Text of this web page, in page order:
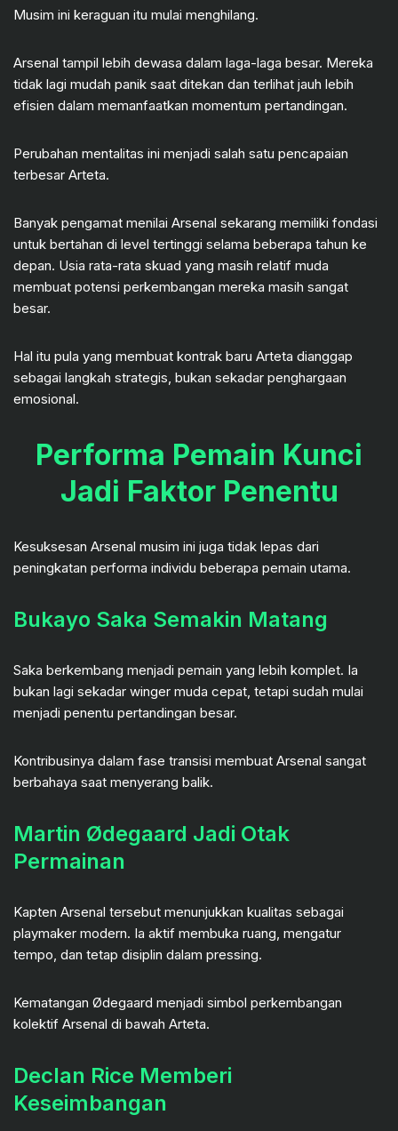
Musim ini keraguan itu mulai menghilang.
Arsenal tampil lebih dewasa dalam laga-laga besar. Mereka
tidak lagi mudah panik saat ditekan dan terlihat jauh lebih
efisien dalam memanfaatkan momentum pertandingan.
Perubahan mentalitas ini menjadi salah satu pencapaian
terbesar Arteta.
Banyak pengamat menilai Arsenal sekarang memiliki fondasi
untuk bertahan di level tertinggi selama beberapa tahun ke
depan. Usia rata-rata skuad yang masih relatif muda
membuat potensi perkembangan mereka masih sangat
besar.
Hal itu pula yang membuat kontrak baru Arteta dianggap
sebagai langkah strategis, bukan sekadar penghargaan
emosional.
Performa Pemain Kunci
Jadi Faktor Penentu
Kesuksesan Arsenal musim ini juga tidak lepas dari
peningkatan performa individu beberapa pemain utama.
Bukayo Saka Semakin Matang
Saka berkembang menjadi pemain yang lebih komplet. Ia
bukan lagi sekadar winger muda cepat, tetapi sudah mulai
menjadi penentu pertandingan besar.
Kontribusinya dalam fase transisi membuat Arsenal sangat
berbahaya saat menyerang balik.
Martin Ødegaard Jadi Otak
Permainan
Kapten Arsenal tersebut menunjukkan kualitas sebagai
playmaker modern. Ia aktif membuka ruang, mengatur
tempo, dan tetap disiplin dalam pressing.
Kematangan Ødegaard menjadi simbol perkembangan
kolektif Arsenal di bawah Arteta.
Declan Rice Memberi
Keseimbangan